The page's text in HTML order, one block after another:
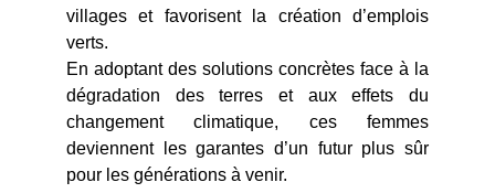
villages et favorisent la création d’emplois
verts.
En adoptant des solutions concrètes face à la
dégradation des terres et aux effets du
changement climatique, ces femmes
deviennent les garantes d’un futur plus sûr
pour les générations à venir.